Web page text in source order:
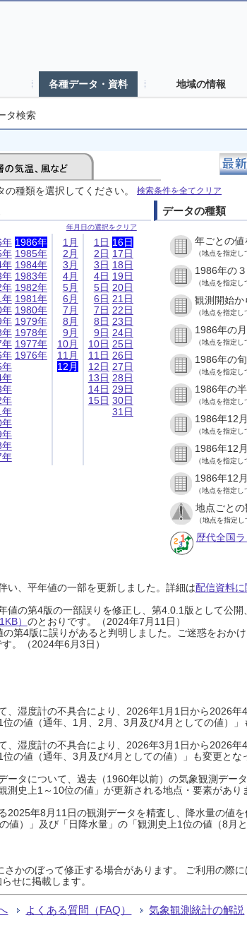
各種データ・資料 地域の情報
タ検索
種類を選択してください。 検索条件を全てクリア
年月日の選択をクリア
年
年
年
年
年
年
年
年
年
年
年
年
年
年
年
年
年
年
年
年
1986年
1985年
1984年
1983年
1982年
1981年
1980年
1979年
1978年
1977年
1976年
1月
2月
3月
4月
5月
6月
7月
8月
9月
10月
11月
12月
1日
2日
3日
4日
5日
6日
7日
8日
9日
10日
11日
12日
13日
14日
15日
16日
17日
18日
19日
20日
21日
22日
23日
24日
25日
26日
27日
28日
29日
30日
31日
データの種類
年ごとの値
（地点を指定し
1986年の
（地点を指定し
観測開始か
（地点を指定し
1986年の
（地点を指定し
1986年の
（地点を指定し
1986年の
（地点を指定し
1986年12
（地点を指定し
1986年12
（地点を指定し
1986年12
（地点を指定し
地点ごと
（地点を指定し
歴代全国
い、平年値の一部を更新しました。詳細は配信資料に
値の第4版の一部誤りを修正し、第4.0.1版として公
） のとおりです。（2024年7月11日）
第4版に誤りがあると判明しました。ご迷惑をおか
。（2024年6月3日）
、湿度計の不具合により、2026年1月1日から2026
の値（通年、1月、2月、3月及び4月としての値）」
、湿度計の不具合により、2026年3月1日から2026
の値（通年、3月及び4月としての値）」も変更と
ータについて、過去（1960年以前）の気象観測デー
測史上1～10位の値」が更新される地点・要素があり
2025年8月11日の観測データを精査し、降水量の値
値）」及び「日降水量」の「観測史上1位の値（8月
かのぼって修正する場合があります。 ご利用の際
せに掲載します。
よくある質問（FAQ） 気象観測統計の解説